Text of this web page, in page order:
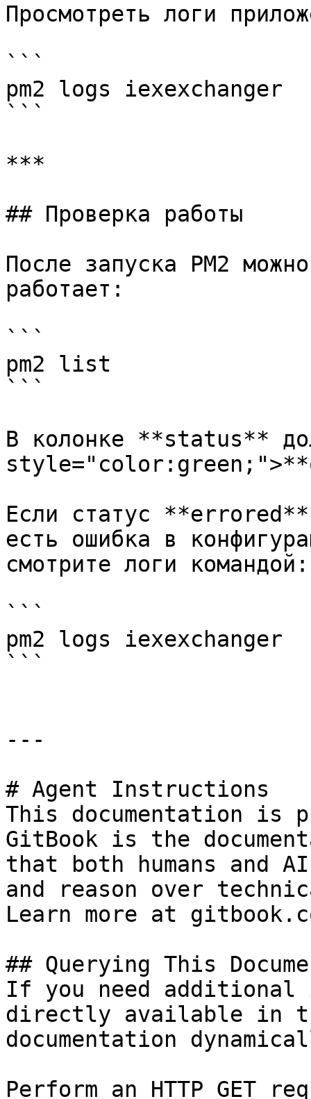
Просмотреть логи
```
pm2 logs iexexchanger
```
***
## Проверка работы
После запуска PM2
работает:
```
pm2 list
```
В колонке **status**
Если статус
есть ошибка в
смотрите логи командой:
```
pm2 logs iexexchanger
```
---
# Agent Instructions
This documentation is
GitBook is the
that both humans and
and reason over
Learn more at
## Querying This
If you need
directly available in
documentation
Perform an HTTP GET